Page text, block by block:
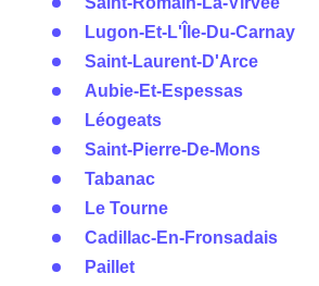
Lugon-Et-L'Île-Du-Carnay
Saint-Laurent-D'Arce
Aubie-Et-Espessas
Léogeats
Saint-Pierre-De-Mons
Tabanac
Le Tourne
Cadillac-En-Fronsadais
Paillet